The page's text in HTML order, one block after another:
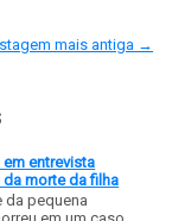
mais antiga →
entrevista
morte da filha
pequena